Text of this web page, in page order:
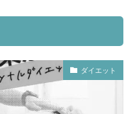
ダイエット